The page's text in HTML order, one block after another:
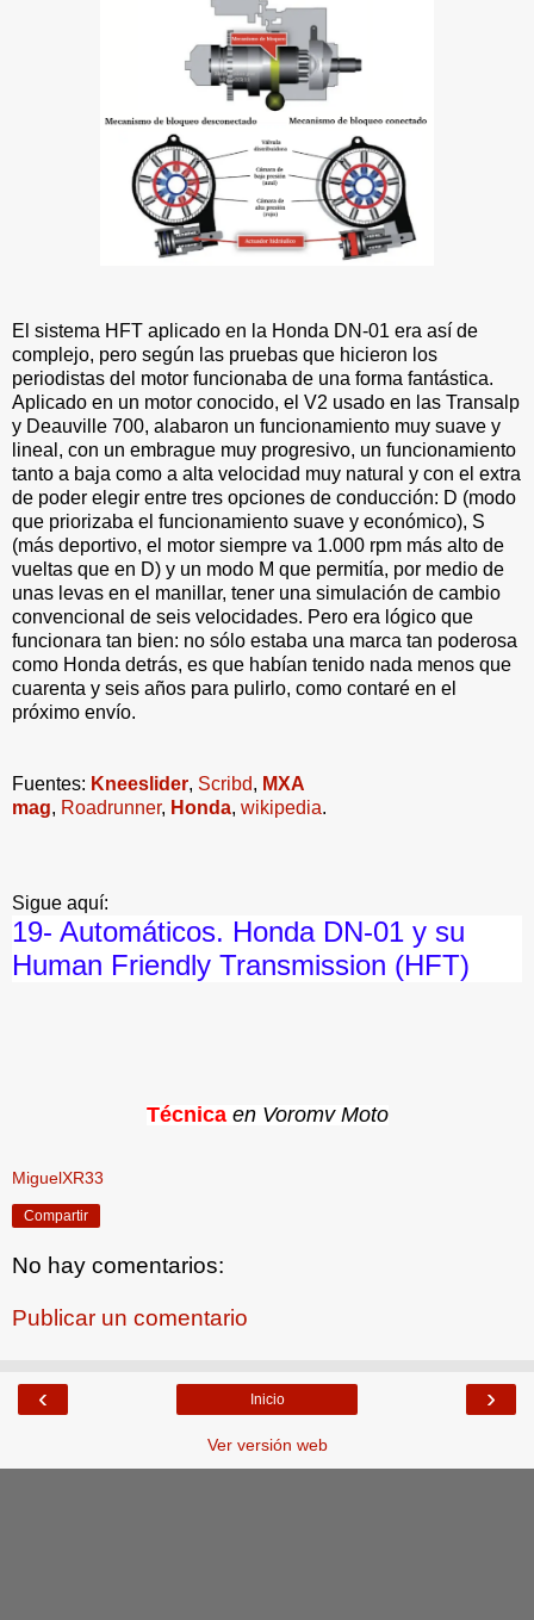
El sistema HFT aplicado en la Honda DN-01 era así de
complejo, pero según las pruebas que hicieron los
periodistas del motor funcionaba de una forma fantástica.
Aplicado en un motor conocido, el V2 usado en las Transalp
y Deauville 700, alabaron un funcionamiento muy suave y
lineal, con un embrague muy progresivo, un funcionamiento
tanto a baja como a alta velocidad muy natural y con el extra
de poder elegir entre tres opciones de conducción: D (modo
que priorizaba el funcionamiento suave y económico), S
(más deportivo, el motor siempre va 1.000 rpm más alto de
vueltas que en D) y un modo M que permitía, por medio de
unas levas en el manillar, tener una simulación de cambio
convencional de seis velocidades. Pero era lógico que
funcionara tan bien: no sólo estaba una marca tan poderosa
como Honda detrás, es que habían tenido nada menos que
cuarenta y seis años para pulirlo, como contaré en el
próximo envío.
Fuentes: Kneeslider, Scribd, MXA
mag, Roadrunner, Honda, wikipedia.
Sigue aquí:
19- Automáticos. Honda DN-01 y su
Human Friendly Transmission (HFT)
Técnica en Voromv Moto
MiguelXR33
Compartir
No hay comentarios:
Publicar un comentario
‹ ›
Inicio
Ver versión web